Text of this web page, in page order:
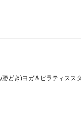
どき)ヨガ＆ピラティスス